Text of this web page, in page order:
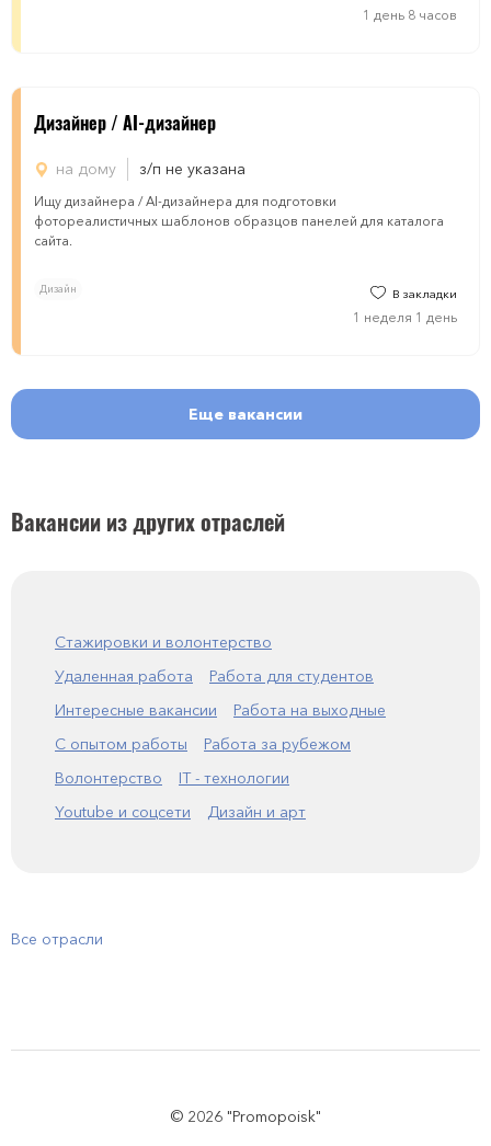
1 день 8 часов
Дизайнер / AI-дизайнер
на дому з/п не указана
Ищу дизайнера / AI-дизайнера для подготовки
фотореалистичных шаблонов образцов панелей для каталога
сайта.
Дизайн В закладки
1 неделя 1 день
Еще вакансии
Вакансии из других отраслей
Стажировки и волонтерство
Удаленная работа
Работа для студентов
Интересные вакансии
Работа на выходные
С опытом работы
Работа за рубежом
Волонтерство
IT - технологии
Youtube и соцсети
Дизайн и арт
Все отрасли
© 2026 "Promopoisk"